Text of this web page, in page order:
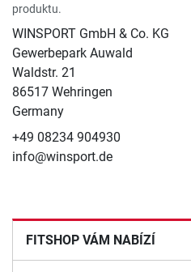
produktu.
WINSPORT GmbH & Co. KG
Gewerbepark Auwald
Waldstr. 21
86517 Wehringen
Germany
+49 08234 904930
info@winsport.de
FITSHOP VÁM NABÍZÍ